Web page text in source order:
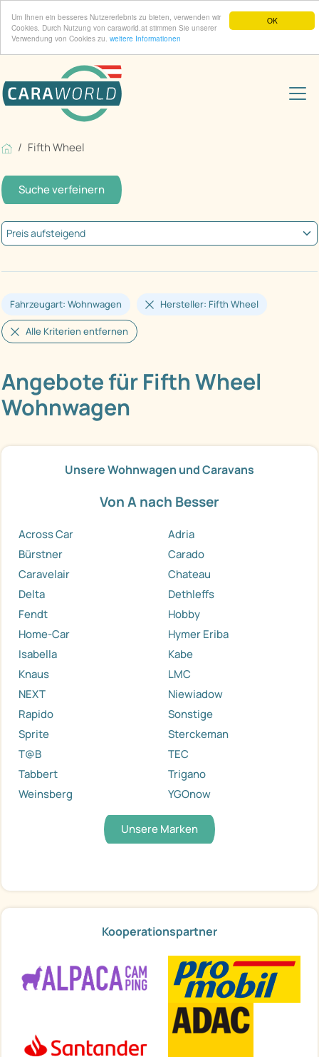
OK
Um Ihnen ein besseres Nutzererlebnis zu bieten, verwenden wir
Cookies. Durch Nutzung von caraworld.at stimmen Sie unserer
Verwendung von Cookies zu. weitere Informationen
Fifth Wheel
Suche verfeinern
Fahrzeugart: Wohnwagen Hersteller: Fifth Wheel
Alle Kriterien entfernen
Angebote für Fifth Wheel
Wohnwagen
Unsere Wohnwagen und Caravans
Von A nach Besser
Across Car
Adria
Bürstner
Carado
Caravelair
Chateau
Delta
Dethleffs
Fendt
Hobby
Home-Car
Hymer Eriba
Isabella
Kabe
Knaus
LMC
NEXT
Niewiadow
Rapido
Sonstige
Sprite
Sterckeman
T@B
TEC
Tabbert
Trigano
Weinsberg
YGOnow
Unsere Marken
Kooperationspartner